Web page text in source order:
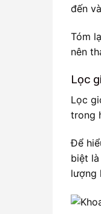
đến
Tóm
nên
Lọc
Lọc
trong
Để
biệt
lượng